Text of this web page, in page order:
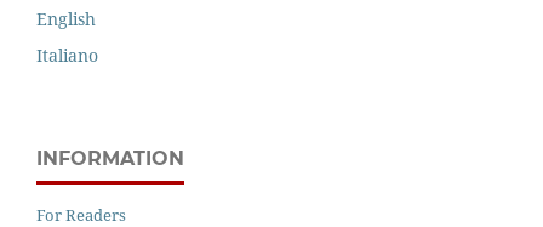
English
Italiano
INFORMATION
For Readers